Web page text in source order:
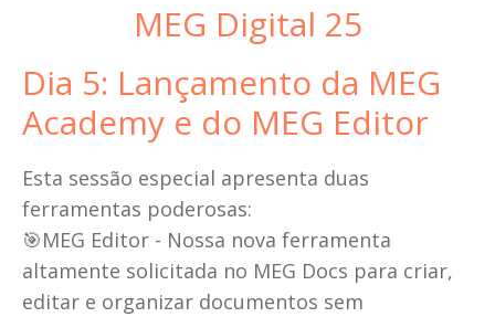
MEG Digital 25
Dia 5: Lançamento da MEG
Academy e do MEG Editor
Esta sessão especial apresenta duas
ferramentas poderosas:
🎯MEG Editor - Nossa nova ferramenta
altamente solicitada no MEG Docs para criar,
editar e organizar documentos sem